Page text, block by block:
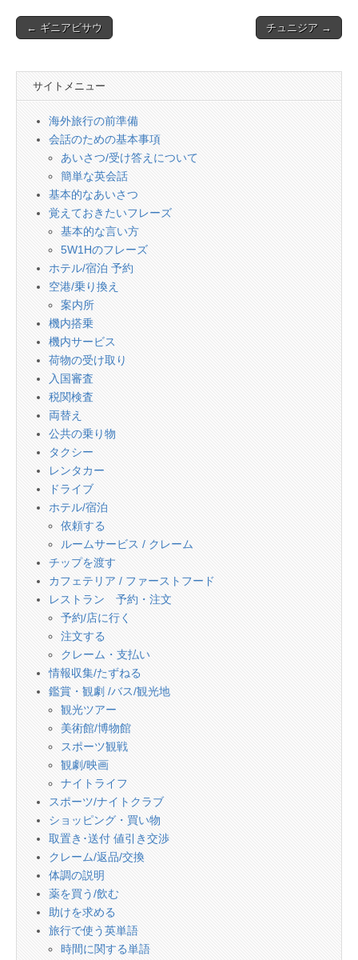
Post
← ギニアビサウ チュニジア →
サイトメニュー
海外旅行の前準備
会話のための基本事項
あいさつ/受け答えについて
簡単な英会話
基本的なあいさつ
覚えておきたいフレーズ
基本的な言い方
5W1Hのフレーズ
ホテル/宿泊 予約
空港/乗り換え
案内所
機内搭乗
機内サービス
荷物の受け取り
入国審査
税関検査
両替え
公共の乗り物
タクシー
レンタカー
ドライブ
ホテル/宿泊
依頼する
ルームサービス / クレーム
チップを渡す
カフェテリア / ファーストフード
レストラン 予約・注文
予約/店に行く
注文する
クレーム・支払い
情報収集/たずねる
鑑賞・観劇 /バス/観光地
観光ツアー
美術館/博物館
スポーツ観戦
観劇/映画
ナイトライフ
スポーツ/ナイトクラブ
ショッピング・買い物
取置き･送付 値引き交渉
クレーム/返品/交換
体調の説明
薬を買う/飲む
助けを求める
旅行で使う英単語
時間に関する単語